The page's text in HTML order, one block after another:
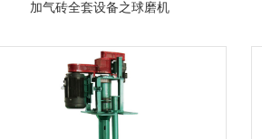
加气砖全套设备之球磨机